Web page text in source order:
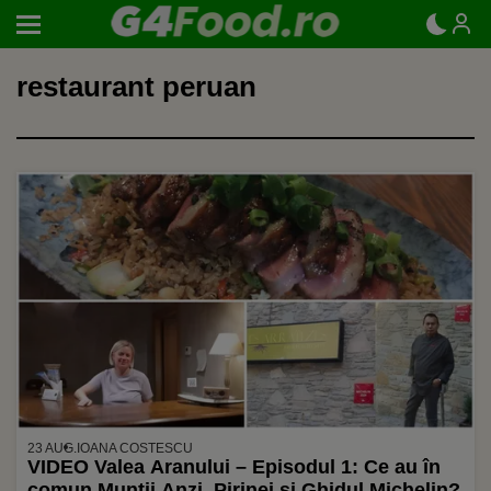
restaurant peruan
23 AUG. IOANA COSTESCU
VIDEO Valea Aranului – Episodul 1: Ce au în